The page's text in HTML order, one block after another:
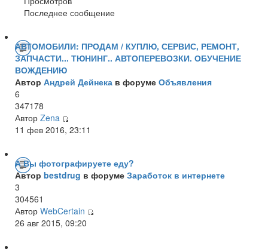
Последнее сообщение
АВТОМОБИЛИ: ПРОДАМ / КУПЛЮ, СЕРВИС, РЕМОНТ,
ЗАПЧАСТИ... ТЮНИНГ.. АВТОПЕРЕВОЗКИ. ОБУЧЕНИЕ
ВОЖДЕНИЮ
Автор Андрей Дейнека в форуме Объявления
6
347178
Автор Zena
11 фев 2016, 23:11
А Вы фотографируете еду?
Автор bestdrug в форуме Заработок в интернете
3
304561
Автор WebCertain
26 авг 2015, 09:20